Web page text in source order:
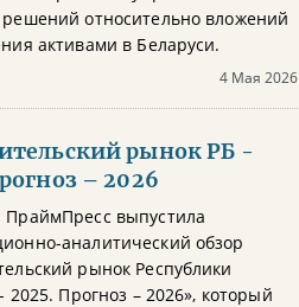
относительно вложений
активами в Беларуси.
4 Мая 2026
рынок РБ -
– 2026
выпустила
аналитический обзор
рынок Республики
2025. Прогноз – 2026», который